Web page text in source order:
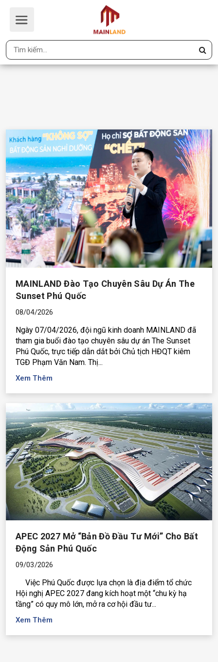
THE SUNSET PHÚ QUỐC
The Sunset Phú Quốc
MAINLAND Đào Tạo Chuyên Sâu Dự Án The
Sunset Phú Quốc
08/04/2026
Ngày 07/04/2026, đội ngũ kinh doanh MAINLAND đã
tham gia buổi đào tạo chuyên sâu dự án The Sunset
Phú Quốc, trực tiếp dẫn dắt bởi Chủ tịch HĐQT kiêm
TGĐ Phạm Văn Nam. Thị...
Xem Thêm
APEC 2027 Mở “bản Đồ Đầu Tư Mới” Cho Bất
Động Sản Phú Quốc
09/03/2026
Việc Phú Quốc được lựa chọn là địa điểm tổ chức
Hội nghị APEC 2027 đang kích hoạt một “chu kỳ hạ
tầng” có quy mô lớn, mở ra cơ hội đầu tư...
Xem Thêm